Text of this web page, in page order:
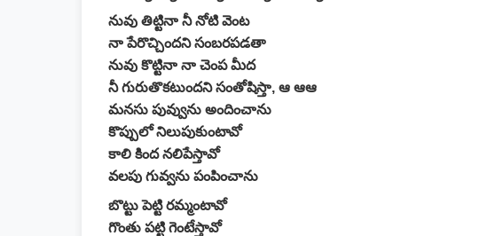
నువు తిట్టినా నీ నోటి వెంట
నా పేరొచ్చిందని సంబరపడతా
నువు కొట్టినా నా చెంప మీద
నీ గురుతొకటుందని సంతోషిస్తా, ఆ ఆఆ
మనసు పువ్వును అందించాను
కొప్పులో నిలుపుకుంటావో
కాలి కింద నలిపేస్తావో
వలపు గువ్వను పంపించాను
బొట్టు పెట్టి రమ్మంటావో
గొంతు పట్టి గెంటేస్తావో